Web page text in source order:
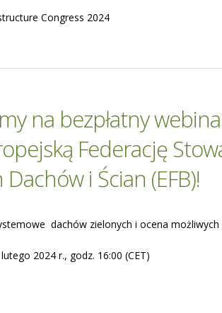
Congress 2024
na bezpłatny
Federację
i Ścian (EFB)!
dachów zielonych i ocena
2024 r., godz. 16:00 (CET)